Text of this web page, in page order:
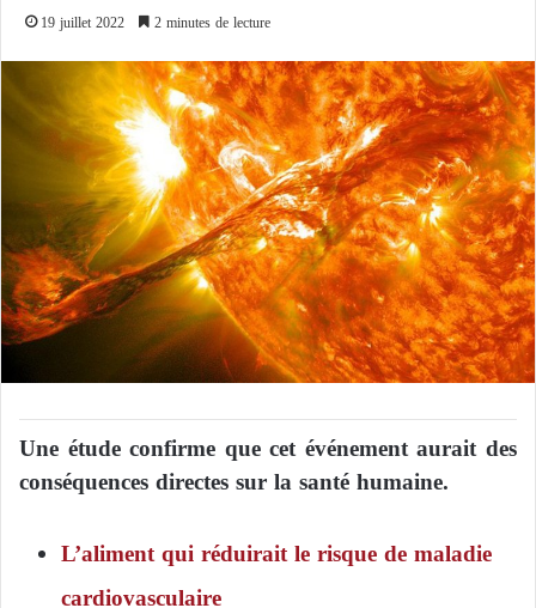
19 juillet 2022 2 minutes de lecture
Une étude confirme que cet événement aurait des
conséquences directes sur la santé humaine.
L’aliment qui réduirait le risque de maladie
cardiovasculaire